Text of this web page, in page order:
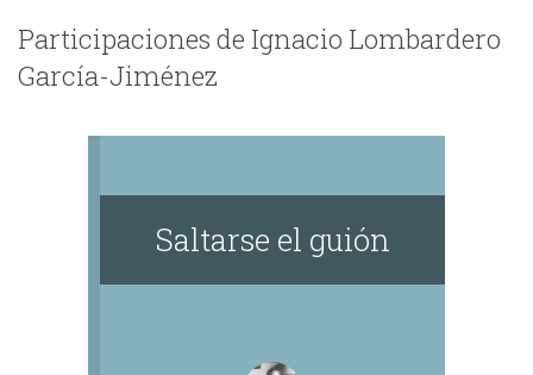
Participaciones de Ignacio Lombardero
García-Jiménez
Saltarse el guión